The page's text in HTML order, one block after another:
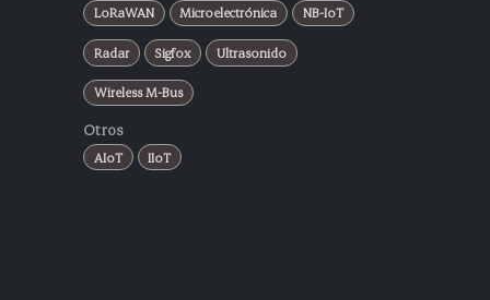
LoRaWAN Microelectrónica NB-IoT
Radar Sigfox Ultrasonido
Wireless M-Bus
Otros
AIoT IIoT